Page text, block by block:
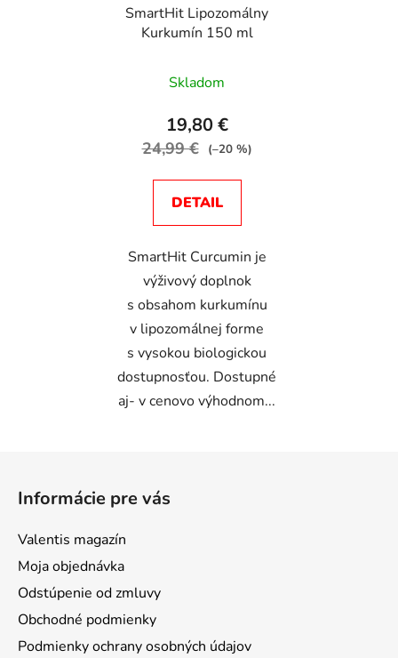
SmartHit Lipozomálny
Kurkumín 150 ml
hodnotenie
produktu
je
5
Skladom
19,80 €
24,99 € (–20 %)
DETAIL
SmartHit Curcumin je
výživový doplnok
s obsahom kurkumínu
v lipozomálnej forme
s vysokou biologickou
dostupnosťou. Dostupné
aj- v cenovo výhodnom...
Informácie pre vás
Valentis magazín
Moja objednávka
Odstúpenie od zmluvy
Obchodné podmienky
Podmienky ochrany osobných údajov